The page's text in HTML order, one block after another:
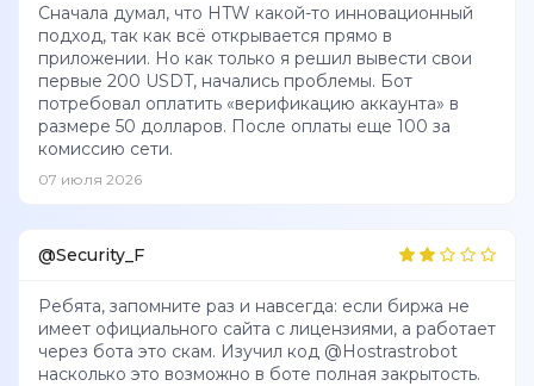
Сначала думал, что HTW какой-то инновационный
подход, так как всё открывается прямо в
приложении. Но как только я решил вывести свои
первые 200 USDT, начались проблемы. Бот
потребовал оплатить «верификацию аккаунта» в
размере 50 долларов. После оплаты еще 100 за
комиссию сети.
07 июля 2026
@Security_F
Ребята, запомните раз и навсегда: если биржа не
имеет официального сайта с лицензиями, а работает
через бота это скам. Изучил код @Hostrastrobot
насколько это возможно в боте полная закрытость.